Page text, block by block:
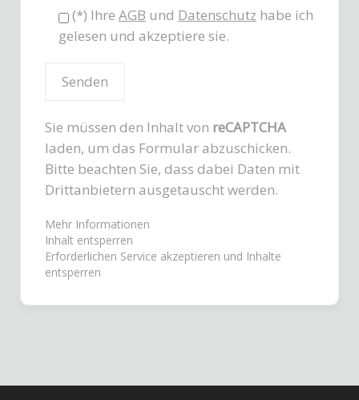
(*) Ihre AGB und Datenschutz habe ich
gelesen und akzeptiere sie.
Sie müssen den Inhalt von reCAPTCHA
laden, um das Formular abzuschicken.
Bitte beachten Sie, dass dabei Daten mit
Drittanbietern ausgetauscht werden.
Mehr Informationen
Inhalt entsperren
Erforderlichen Service akzeptieren und Inhalte
entsperren